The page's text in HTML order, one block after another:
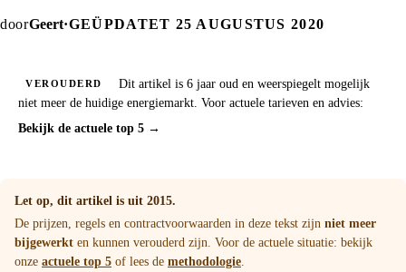
doorGeert·GEÜPDATET 25 AUGUSTUS 2020
VEROUDERD
Dit artikel is 6 jaar oud en weerspiegelt mogelijk
niet meer de huidige energiemarkt. Voor actuele tarieven en advies:
Bekijk de actuele top 5 →
Let op, dit artikel is uit 2015.
De prijzen, regels en contractvoorwaarden in deze tekst zijn niet meer
bijgewerkt en kunnen verouderd zijn. Voor de actuele situatie: bekijk
onze actuele top 5 of lees de methodologie.